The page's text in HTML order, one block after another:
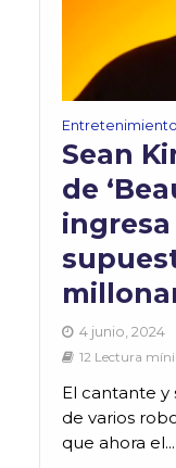
Entretenimiento
Sean
de
4 junio, 2024
12 Lectura
El cantante y
de varios
que ahora el...